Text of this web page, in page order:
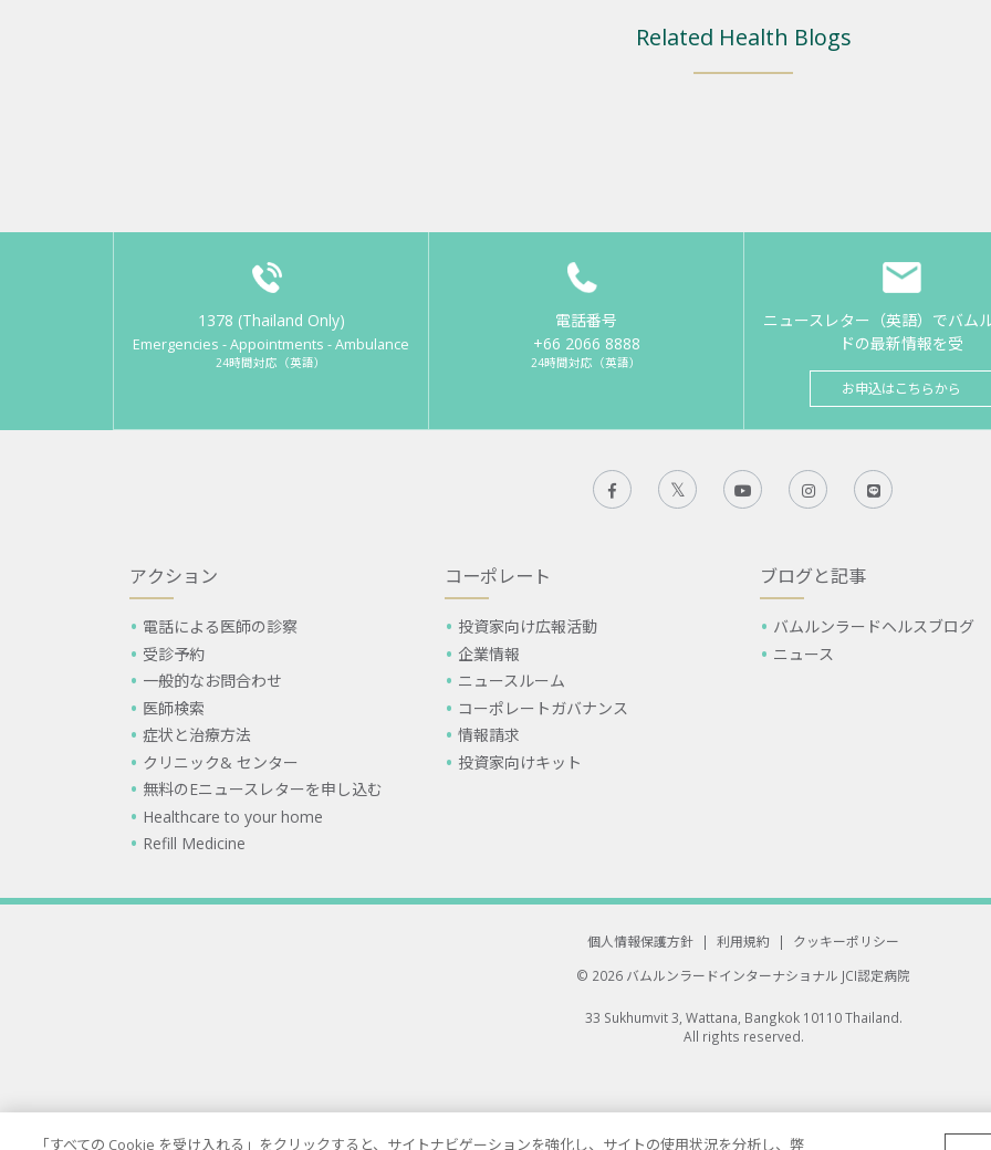
Related Health Blogs
1378 (Thailand Only)
Emergencies - Appointments - Ambulance
24時間対応（英語）
電話番号
+66 2066 8888
24時間対応（英語）
ニュースレター（英語）でバム
ドの最新情報を受
お申込はこちらから
アクション
電話による医師の診察
受診予約
一般的なお問合わせ
医師検索
症状と治療方法
クリニック& センター
無料のEニュースレターを申し込む
Healthcare to your home
Refill Medicine
コーポレート
投資家向け広報活動
企業情報
ニュースルーム
コーポレートガバナンス
情報請求
投資家向けキット
ブログと記事
バムルンラードヘルスブログ
ニュース
個人情報保護方針 | 利用規約 |
クッキーポリシー
© 2026 バムルンラードインターナショナル JCI認定病院
33 Sukhumvit 3, Wattana, Bangkok 10110 Thailand.
All rights reserved.
「すべての Cookie を受け入れる」をクリックすると、サイトナビゲーションを強化し、サイトの使用状況を分析し、弊